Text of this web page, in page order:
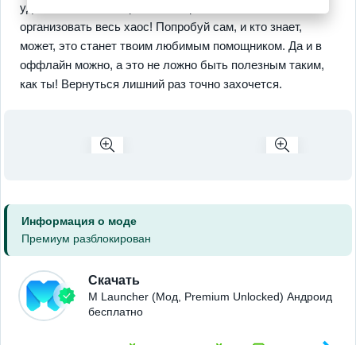
удобно: можно настраивать, играть, а как без этого —
организовать весь хаос! Попробуй сам, и кто знает,
может, это станет твоим любимым помощником. Да и в
оффлайн можно, а это не ложно быть полезным таким,
как ты! Вернуться лишний раз точно захочется.
Информация о моде
Премиум разблокирован
Скачать
M Launcher (Мод, Premium Unlocked) Андроид
бесплатно